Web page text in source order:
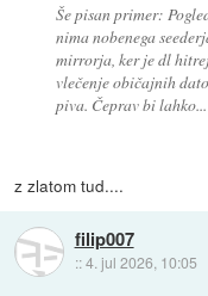
Še pisan primer:
nima nobenega
mirrorja, ker je dl
vlečenje običajnih
piva. Čeprav bi lahko...
z zlatom tud....
filip007
::4. jul 2026, 10:05